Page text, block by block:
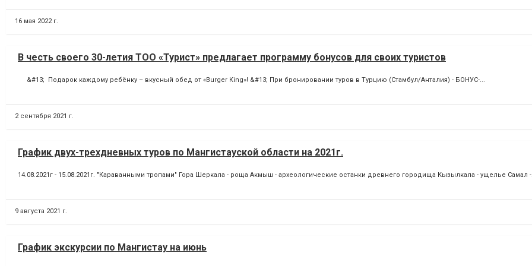
16 мая 2022 г.
В честь своего 30-летия ТОО «Турист» предлагает программу бонусов для своих туристов
&#13; Подарок каждому ребёнку – вкусный обед от «Burger King»! &#13; При бронировании туров в Турцию (Стамбул/Анталия) - БОНУС-...
2 сентября 2021 г.
График двух-трехдневных туров по Мангистауской области на 2021г.
14.08.2021г - 15.08.2021г. "Караванными тропами" Гора Шеркала - роща Акмыш - археологические останки древнего городища Кызылкала - ущелье Самал -
9 августа 2021 г.
График экскурсии по Мангистау на июнь